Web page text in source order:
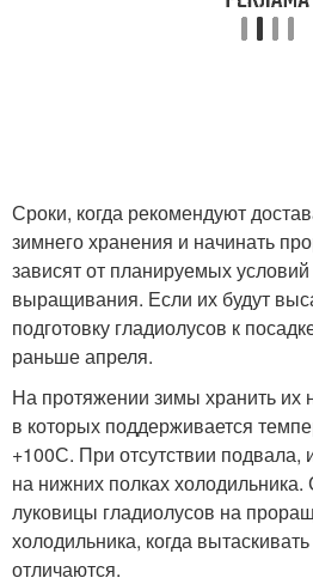
Сроки, когда рекомендуют
зимнего хранения и начинать
зависят от планируемых
выращивания. Если их будут
подготовку гладиолусов к
раньше апреля.
На протяжении зимы хранить их
в которых поддерживается
+100С. При отсутствии подвала,
на нижних полках холодильника.
луковицы гладиолусов на
холодильника, когда
отличаются.